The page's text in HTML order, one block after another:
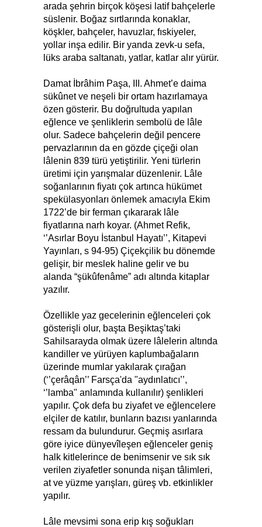
arada şehrin birçok köşesi latif bahçelerle
süslenir. Boğaz sırtlarında konaklar,
köşkler, bahçeler, havuzlar, fıskiyeler,
yollar inşa edilir. Bir yanda zevk-u sefa,
lüks araba saltanatı, yatlar, katlar alır yürür.
Damat İbrâhim Paşa, III. Ahmet’e daima
sükûnet ve neşeli bir ortam hazırlamaya
özen gösterir. Bu doğrultuda yapılan
eğlence ve şenliklerin sembolü de lâle
olur. Sadece bahçelerin değil pencere
pervazlarının da en gözde çiçeği olan
lâlenin 839 türü yetiştirilir. Yeni türlerin
üretimi için yarışmalar düzenlenir. Lâle
soğanlarının fiyatı çok artınca hükümet
spekülasyonları önlemek amacıyla Ekim
1722’de bir ferman çıkararak lâle
fiyatlarına narh koyar. (Ahmet Refik,
‘’Asırlar Boyu İstanbul Hayatı’’, Kitapevi
Yayınları, s 94-95) Çiçekçilik bu dönemde
gelişir, bir meslek haline gelir ve bu
alanda “şükûfenâme” adı altında kitaplar
yazılır.
Özellikle yaz gecelerinin eğlenceleri çok
gösterişli olur, başta Beşiktaş’taki
Sahilsarayda olmak üzere lâlelerin altında
kandiller ve yürüyen kaplumbağaların
üzerinde mumlar yakılarak çırağan
(‘’çerâqân’’ Farsça'da "aydınlatıcı’’,
‘’lamba" anlamında kullanılır) şenlikleri
yapılır. Çok defa bu ziyafet ve eğlencelere
elçiler de katılır, bunların bazısı yanlarında
ressam da bulundurur. Geçmiş asırlara
göre iyice dünyevîleşen eğlenceler geniş
halk kitlelerince de benimsenir ve sık sık
verilen ziyafetler sonunda nişan tâlimleri,
at ve yüzme yarışları, güreş vb. etkinlikler
yapılır.
Lâle mevsimi sona erip kış soğukları